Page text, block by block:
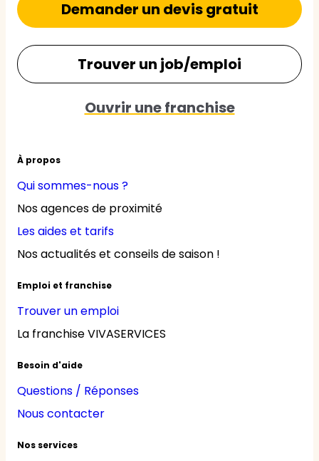
À propos
Qui sommes-nous ?
Nos agences de proximité
Les aides et tarifs
Nos actualités et conseils de saison !
Emploi et franchise
Trouver un emploi
La franchise VIVASERVICES
Besoin d'aide
Questions / Réponses
Nous contacter
Nos services
Demander un devis gratuit
Trouver un job/emploi
Ouvrir une franchise